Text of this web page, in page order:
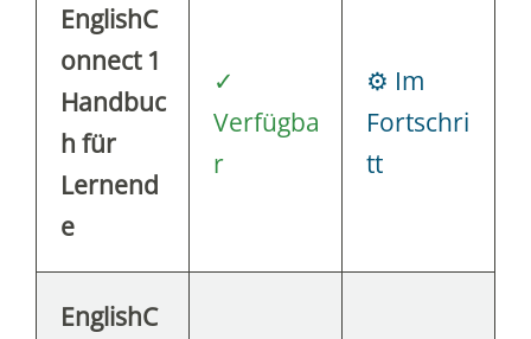
EnglishC
onnect 1
Handbuc
h für
Lernend
e
✓
Verfügba
r
⚙ Im
Fortschri
tt
EnglishC